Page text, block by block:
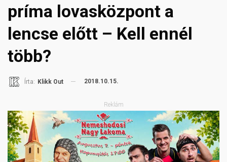
príma lovasközpont a
lencse előtt – Kell ennél
több?
Írta: Klikk Out 2018.10.15.
Reklám